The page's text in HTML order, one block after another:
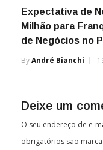
Expectativa de
Milhão para
de Negócios no
ByAndré Bianchi
Deixe um
O seu endereço de e-
obrigatórios são